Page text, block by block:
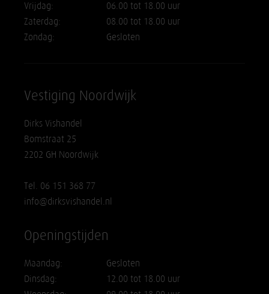
Vrijdag:
06.00 tot 18.00 uur
Zaterdag:
08.00 tot 18.00 uur
Zondag:
Gesloten
Vestiging Noordwijk
Dirks Vishandel
Bomstraat 25
2202 GH Noordwijk
Tel. 06 151 368 77
info@dirksvishandel.nl
Openingstijden
Maandag:
Gesloten
Dinsdag:
12.00 tot 18.00 uur